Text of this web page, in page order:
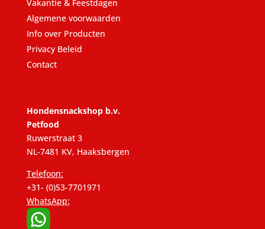
Vakantie & Feestdagen
Algemene voorwaarden
Info over Producten
Privacy Beleid
Contact
Hondensnackshop b.v.
Petfood
Ruwerstraat 3
NL-7481 KV, Haaksbergen
Telefoon:
+31- (0)53-7701971
WhatsApp: